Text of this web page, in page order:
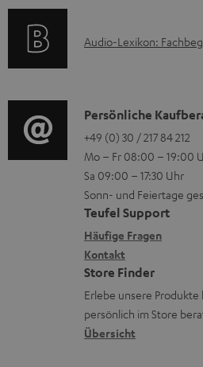
n
r
l
a
d
e
n
i
e
n
z
u
r
G
a
r
a
n
t
g
e
r
ä
t
e
R
c
k
A
i
o
-
L
e
x
i
k
o
n
Audio-Lexikon:
K
o
n
t
a
k
t
d
a
t
Persönliche
+49 (0) 30 / 217 84 212
Mo – Fr 08:00 – 19:00
Sa 09:00 – 17:30 Uhr
Sonn- und Feiertage
Teufel Support
Häufige Fragen
Kontakt
Store Finder
Erlebe unsere Produkte
persönlich im Store
Übersicht